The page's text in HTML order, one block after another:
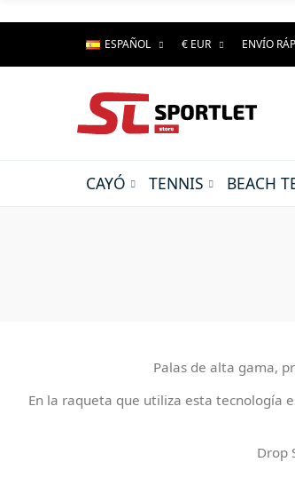
ESPAÑOL € EUR ENVÍO
CAYÓ TENNIS BEACH
Palas de alta gama,
En la raqueta que utiliza esta tecnología
Drop